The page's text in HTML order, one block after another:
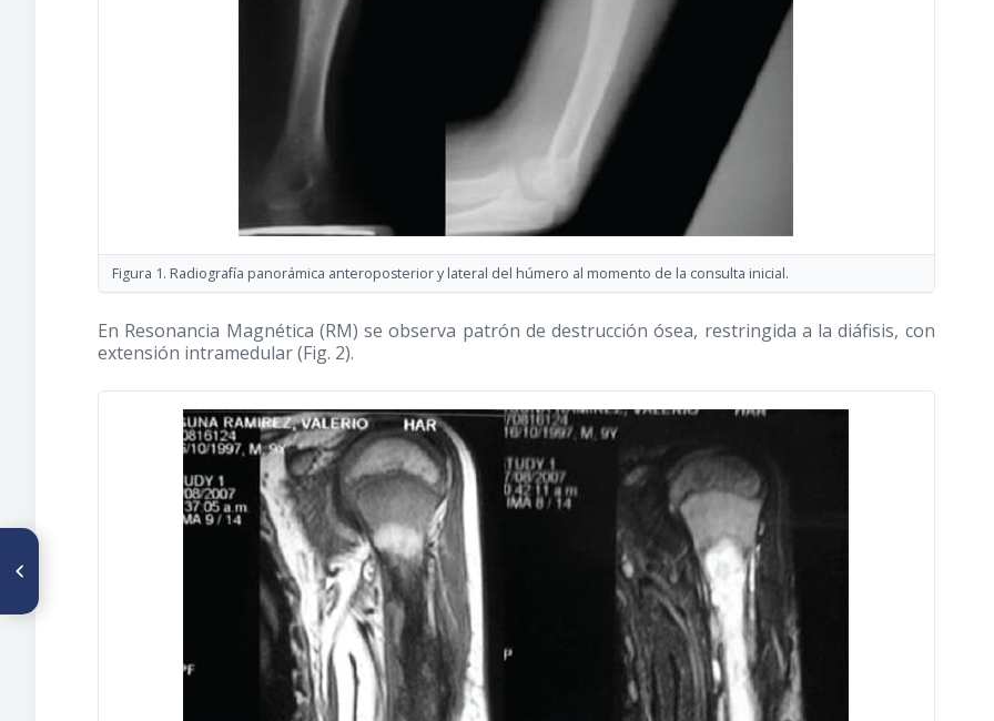
Figura 1. Radiografía panorámica anteroposterior y lateral del húmero al momento de la consulta inicial.
En Resonancia Magnética (RM) se observa patrón de destrucción ósea, restringida a la diáfisis, con
extensión intramedular (Fig. 2).